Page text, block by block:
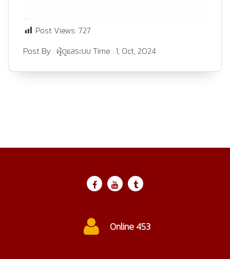
Post Views: 727
Post By : ผู้ดูแลระบบ Time : 1, Oct, 2024